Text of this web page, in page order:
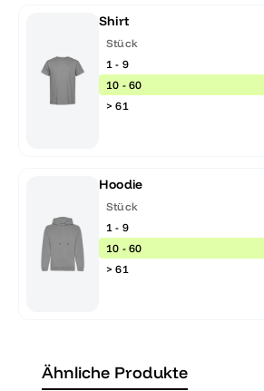
Shirt
Stück
1 - 9
10 - 60
> 61
Hoodie
Stück
1 - 9
10 - 60
> 61
Ähnliche Produkte